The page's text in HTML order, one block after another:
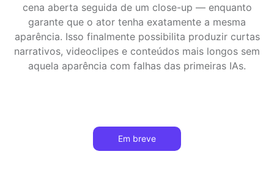
cena aberta seguida de um close-up — enquanto
garante que o ator tenha exatamente a mesma
aparência. Isso finalmente possibilita produzir curtas
narrativos, videoclipes e conteúdos mais longos sem
aquela aparência com falhas das primeiras IAs.
Em breve